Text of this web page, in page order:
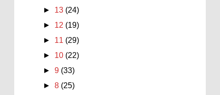
► 13 (24)
► 12 (19)
► 11 (29)
► 10 (22)
►9 (33)
►8 (25)